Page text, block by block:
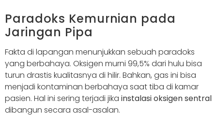
Paradoks Kemurnian pada
Jaringan Pipa
Fakta di lapangan menunjukkan sebuah paradoks
yang berbahaya. Oksigen murni 99,5% dari hulu bisa
turun drastis kualitasnya di hilir. Bahkan, gas ini bisa
menjadi kontaminan berbahaya saat tiba di kamar
pasien. Hal ini sering terjadi jika instalasi oksigen sentral
dibangun secara asal-asalan.